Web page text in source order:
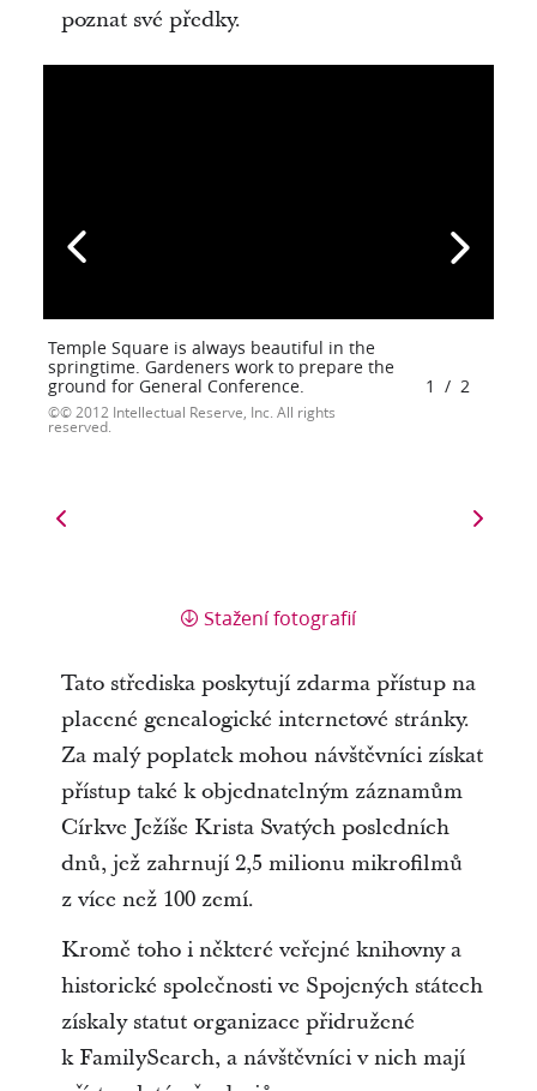
poznat své předky.
Temple Square is always beautiful in the
springtime. Gardeners work to prepare the
ground for General Conference.
© 2012 Intellectual Reserve, Inc. All rights
reserved.
1 / 2
Stažení fotografií
Tato střediska poskytují zdarma přístup na
placené genealogické internetové stránky.
Za malý poplatek mohou návštěvníci získat
přístup také k objednatelným záznamům
Církve Ježíše Krista Svatých posledních
dnů, jež zahrnují 2,5 milionu mikrofilmů
z více než 100 zemí.
Kromě toho i některé veřejné knihovny a
historické společnosti ve Spojených státech
získaly statut organizace přidružené
k FamilySearch, a návštěvníci v nich mají